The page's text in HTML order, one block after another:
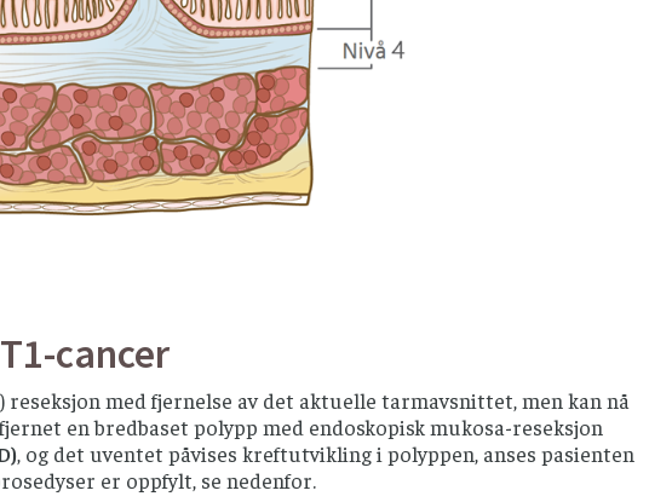
cancer
med fjernelse av det aktuelle tarmavsnittet, men kan nå
en bredbaset polypp med endoskopisk mukosa-reseksjon
, og det uventet påvises kreftutvikling i polyppen, anses pasienten
er oppfylt, se nedenfor.